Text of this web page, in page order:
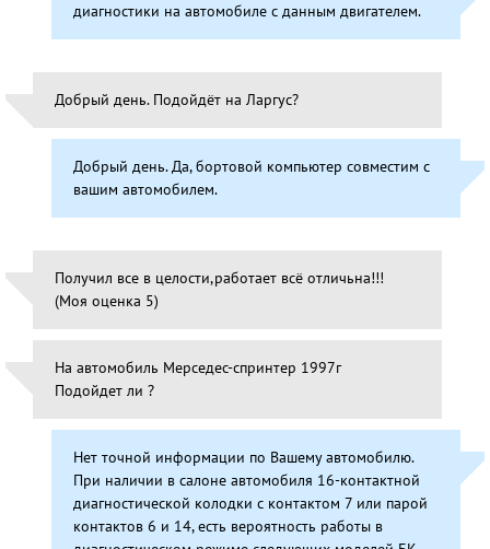
диагностики на автомобиле с данным двигателем.
Добрый день. Подойдёт на Ларгус?
Добрый день. Да, бортовой компьютер совместим с
вашим автомобилем.
Получил все в целости,работает всё отличьна!!!
(Моя оценка 5)
На автомобиль Мерседес-спринтер 1997г
Подойдет ли ?
Нет точной информации по Вашему автомобилю.
При наличии в салоне автомобиля 16-контактной
диагностической колодки с контактом 7 или парой
контактов 6 и 14, есть вероятность работы в